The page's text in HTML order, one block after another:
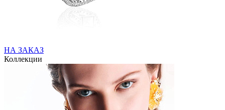
НА ЗАКАЗ
Коллекции